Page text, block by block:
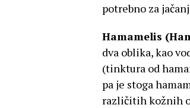
potrebno za
Hamamelis
dva oblika, kao
(tinktura od
pa je stoga
različitih kožnih